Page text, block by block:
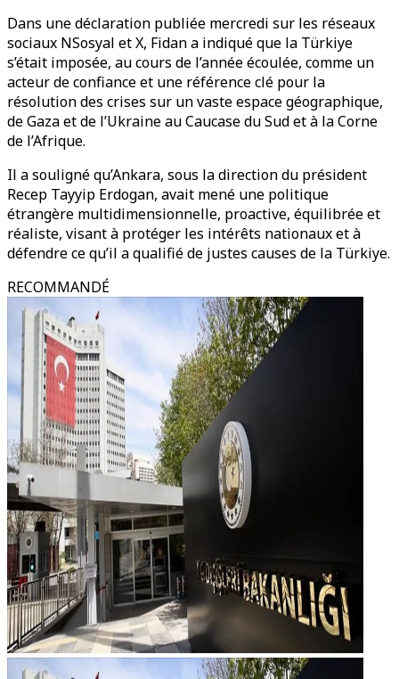
Dans une déclaration publiée mercredi sur les réseaux
sociaux NSosyal et X, Fidan a indiqué que la Türkiye
s’était imposée, au cours de l’année écoulée, comme un
acteur de confiance et une référence clé pour la
résolution des crises sur un vaste espace géographique,
de Gaza et de l’Ukraine au Caucase du Sud et à la Corne
de l’Afrique.
Il a souligné qu’Ankara, sous la direction du président
Recep Tayyip Erdogan, avait mené une politique
étrangère multidimensionnelle, proactive, équilibrée et
réaliste, visant à protéger les intérêts nationaux et à
défendre ce qu’il a qualifié de justes causes de la Türkiye.
RECOMMANDÉ